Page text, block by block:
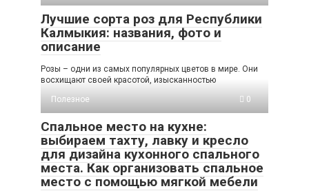
Лучшие сорта роз для Республики
Калмыкия: названия, фото и
описание
Розы – одни из самых популярных цветов в мире. Они
восхищают своей красотой, изысканностью
Полезное
0
Спальное место на кухне:
выбираем тахту, лавку и кресло
для дизайна кухонного спального
места. Как организовать спальное
место с помощью мягкой мебели